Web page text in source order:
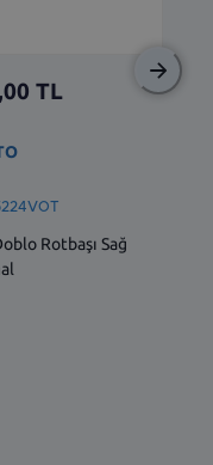
TL
Rotbaşı Sağ